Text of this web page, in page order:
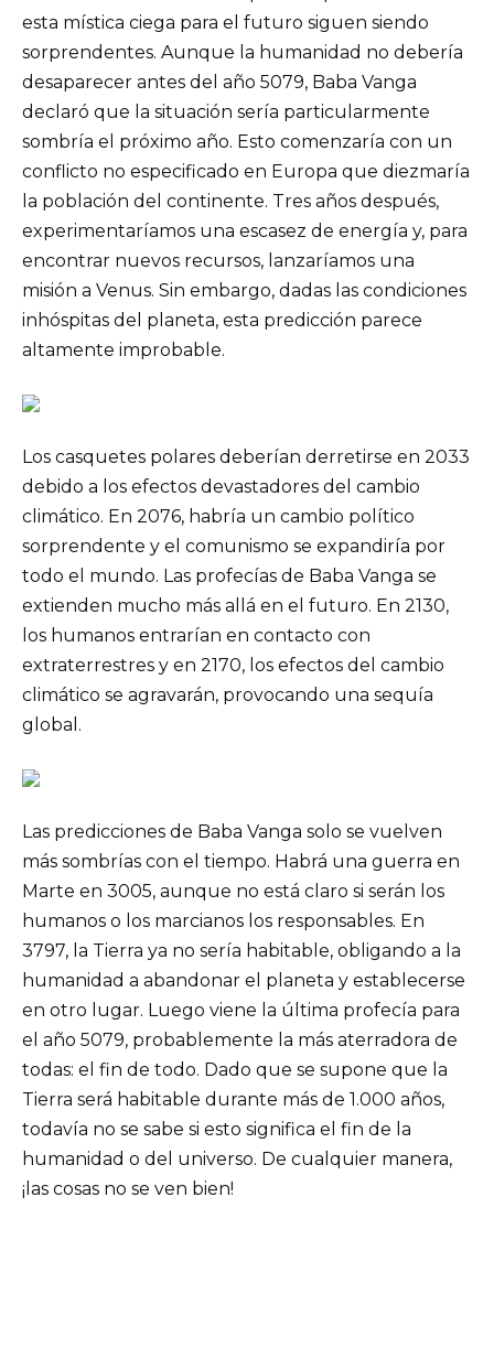
esta mística ciega para el futuro siguen siendo
sorprendentes. Aunque la humanidad no debería
desaparecer antes del año 5079, Baba Vanga
declaró que la situación sería particularmente
sombría el próximo año. Esto comenzaría con un
conflicto no especificado en Europa que diezmaría
la población del continente. Tres años después,
experimentaríamos una escasez de energía y, para
encontrar nuevos recursos, lanzaríamos una
misión a Venus. Sin embargo, dadas las condiciones
inhóspitas del planeta, esta predicción parece
altamente improbable.
Los casquetes polares deberían derretirse en 2033
debido a los efectos devastadores del cambio
climático. En 2076, habría un cambio político
sorprendente y el comunismo se expandiría por
todo el mundo. Las profecías de Baba Vanga se
extienden mucho más allá en el futuro. En 2130,
los humanos entrarían en contacto con
extraterrestres y en 2170, los efectos del cambio
climático se agravarán, provocando una sequía
global.
Las predicciones de Baba Vanga solo se vuelven
más sombrías con el tiempo. Habrá una guerra en
Marte en 3005, aunque no está claro si serán los
humanos o los marcianos los responsables. En
3797, la Tierra ya no sería habitable, obligando a la
humanidad a abandonar el planeta y establecerse
en otro lugar. Luego viene la última profecía para
el año 5079, probablemente la más aterradora de
todas: el fin de todo. Dado que se supone que la
Tierra será habitable durante más de 1.000 años,
todavía no se sabe si esto significa el fin de la
humanidad o del universo. De cualquier manera,
¡las cosas no se ven bien!